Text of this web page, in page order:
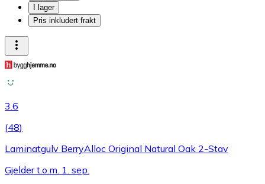
I lager
Pris inkludert frakt
3.6
(48)
Laminatgulv BerryAlloc Original Natural Oak 2-Stav
Gjelder t.o.m. 1. sep.